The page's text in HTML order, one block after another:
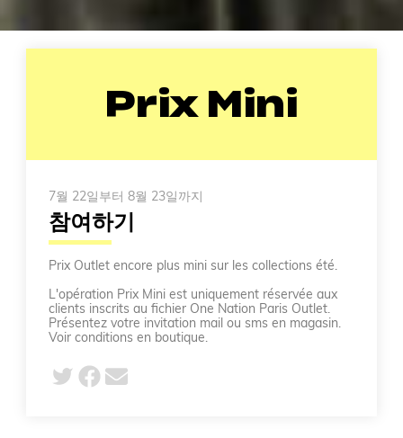
Prix Mini
7월 22일부터 8월 23일까지
참여하기
Prix Outlet encore plus mini sur les collections été.
L'opération Prix Mini est uniquement réservée aux
clients inscrits au fichier One Nation Paris Outlet.
Présentez votre invitation mail ou sms en magasin.
Voir conditions en boutique.